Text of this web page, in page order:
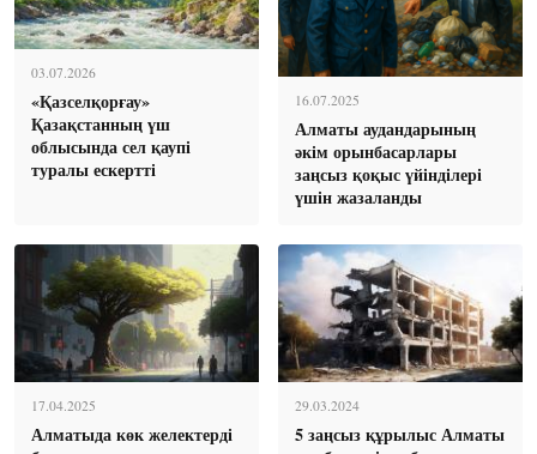
03.07.2026
«Қазселқорғау»
Қазақстанның үш
облысында сел қаупі
туралы ескертті
16.07.2025
Алматы аудандарының
әкім орынбасарлары
заңсыз қоқыс үйінділері
үшін жазаланды
17.04.2025
Алматыда көк желектерді
29.03.2024
5 заңсыз құрылыс Алматы